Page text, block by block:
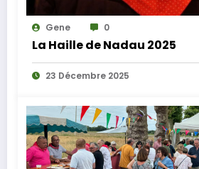
Gene 0
La Haille de Nadau 2025
23 Décembre 2025